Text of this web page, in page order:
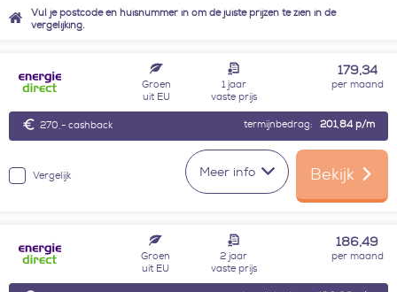
Vul je postcode en huisnummer in om de juiste prijzen te zien in de
vergelijking.
Groen
uit EU
1 jaar
vaste prijs
179,34
per maand
270,- cashback termijnbedrag: 201,84 p/m
Vergelijk Meer info Bekijk
Groen
uit EU
2 jaar
vaste prijs
186,49
per maand